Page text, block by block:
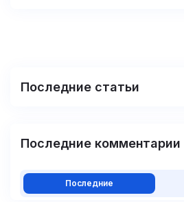
Последние статьи
Последние комментарии
Последние